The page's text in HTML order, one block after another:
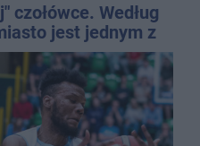
czołówce. Według
jest jednym z
na upały